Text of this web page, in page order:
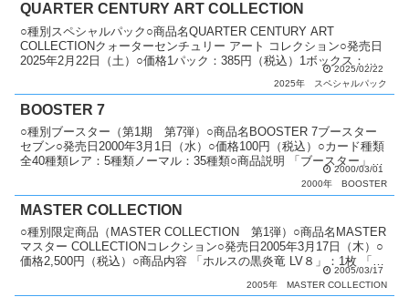
QUARTER CENTURY ART COLLECTION
○種別スペシャルパック○商品名QUARTER CENTURY ART
COLLECTIONクォーターセンチュリー アート コレクション○発売日
2025年2月22日（土）○価格1パック：385円（税込）1ボックス：
2025/02/22
2025年
スペシャルパック
BOOSTER 7
○種別ブースター（第1期 第7弾）○商品名BOOSTER 7ブースター
セブン○発売日2000年3月1日（水）○価格100円（税込）○カード種類
全40種類レア：5種類ノーマル：35種類○商品説明 「ブースター」シ
2000/03/01
2000年
BOOSTER
MASTER COLLECTION
○種別限定商品（MASTER COLLECTION 第1弾）○商品名MASTER
マスター COLLECTIONコレクション○発売日2005年3月17日（木）○
価格2,500円（税込）○商品内容 「ホルスの黒炎竜 LV８」：1枚 「創
2005/03/17
2005年
MASTER COLLECTION